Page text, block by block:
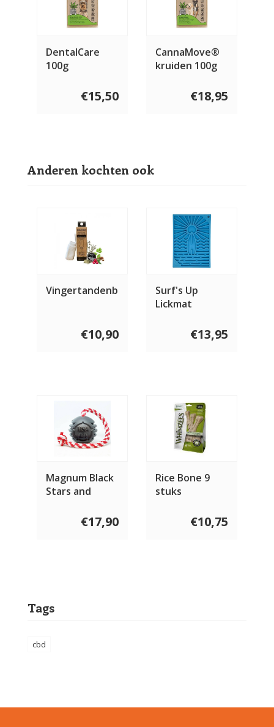
DentalCare
100g
€15,50
CannaMove®
kruiden 100g
€18,95
Anderen kochten ook
Vingertandenborstel
€10,90
Surf's Up
Lickmat
€13,95
Magnum Black
Stars and
€17,90
Rice Bone 9
stuks
€10,75
Tags
cbd